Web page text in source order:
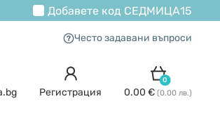
Добавете код СЕДМИЦА15
Често задавани въпроси
Регистрация
0
0.00 € (0.00 лв.)